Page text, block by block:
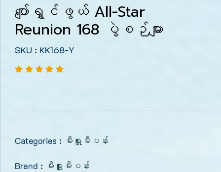
ပျော်ရွှင်ဖွယ် All-Star
Reunion 168 ပွဲစဉ်များ
SKU : KK168-Y
Categories : မီးရှူးမီးပန်း
Brand : မီးရှူးမီးပန်း